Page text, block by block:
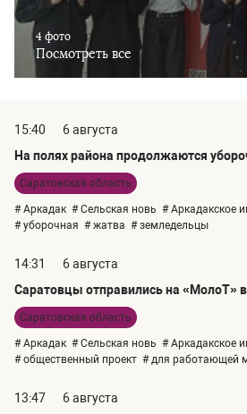
4 фото
Посмотреть все
15:40
6 августа
На полях района продолжаются
Саратовская область
# Аркадак # Сельская новь # Аркадакское
# уборочная # жатва # земледельцы
14:31
6 августа
Саратовцы отправились на «МолоТ»
Саратовская область
# Аркадак # Сельская новь # Аркадакское
# общественный проект # для работающей
13:47
6 августа